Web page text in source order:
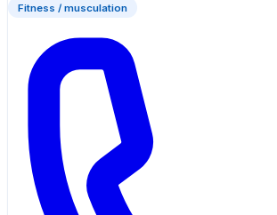
Fitness / musculation